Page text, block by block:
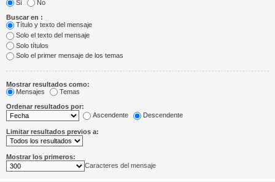
Sí
No
Buscar en :
Título y texto del mensaje
Solo el texto del mensaje
Solo títulos
Solo el primer mensaje de los temas
Mostrar resultados como:
Mensajes
Temas
Ordenar resultados por:
Ascendente
Descendente
Limitar resultados previos a:
Mostrar los primeros:
Caracteres del mensaje